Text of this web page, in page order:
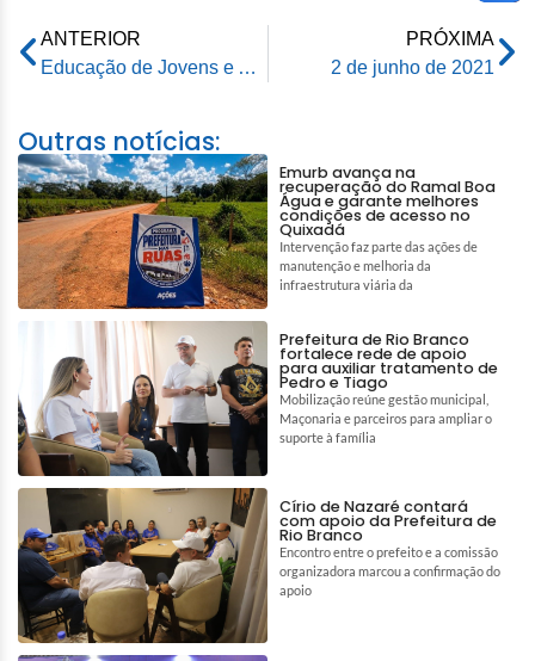
ANTERIOR
Educação de Jovens e Adultos – Secretaria Municipal de Educação
PRÓXIMA
2 de junho de 2021
Outras notícias:
Emurb avança na
recuperação do Ramal Boa
Água e garante melhores
condições de acesso no
Quixadá
Intervenção faz parte das ações de
manutenção e melhoria da
infraestrutura viária da
Prefeitura de Rio Branco
fortalece rede de apoio
para auxiliar tratamento de
Pedro e Tiago
Mobilização reúne gestão municipal,
Maçonaria e parceiros para ampliar o
suporte à família
Círio de Nazaré contará
com apoio da Prefeitura de
Rio Branco
Encontro entre o prefeito e a comissão
organizadora marcou a confirmação do
apoio